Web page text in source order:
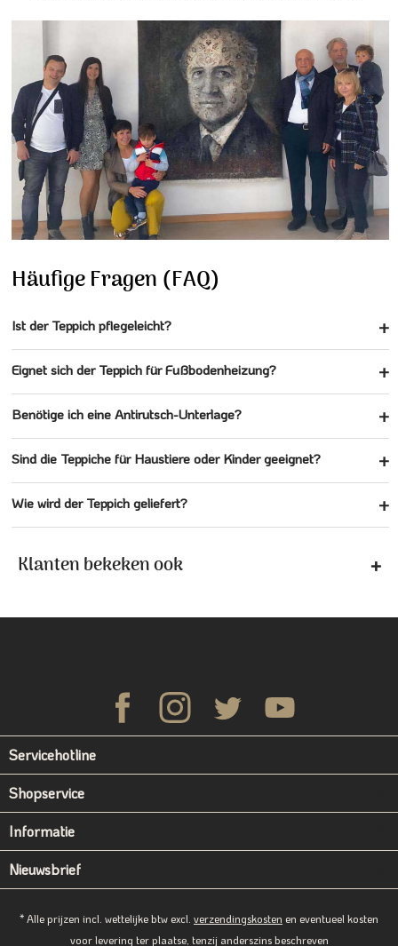
Häufige Fragen (FAQ)
Ist der Teppich pflegeleicht?
Eignet sich der Teppich für Fußbodenheizung?
Benötige ich eine Antirutsch-Unterlage?
Sind die Teppiche für Haustiere oder Kinder geeignet?
Wie wird der Teppich geliefert?
Klanten bekeken ook
Servicehotline
Shopservice
Informatie
Nieuwsbrief
* Alle prijzen incl. wettelijke btw excl. verzendingskosten en eventueel kosten
voor levering ter plaatse, tenzij anderszins beschreven